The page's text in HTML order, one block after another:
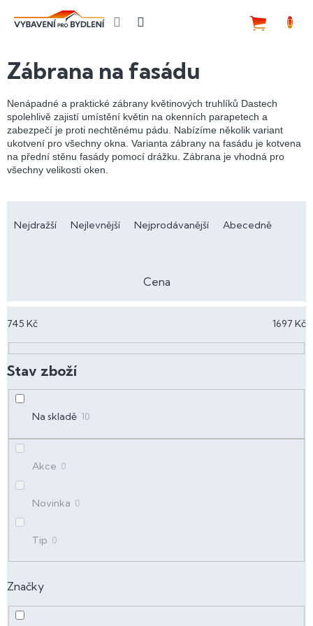
Zábrana na fasádu
Nenápadné a praktické zábrany květinových truhlíků Dastech
spolehlivě zajistí umístění květin na okenních parapetech a
zabezpečí je proti nechtěnému pádu. Nabízíme několik variant
ukotvení pro všechny okna. Varianta zábrany na fasádu je kotvena
na přední stěnu fasády pomocí drážku. Zábrana je vhodná pro
všechny velikosti oken.
a
í
r
o
d
u
k
ů
Nejdražší Nejlevnější Nejprodávanější Abecedně
Cena
745 Kč 1697 Kč
Na skladě 10
Akce 0
Novinka 0
Tip 0
Značky